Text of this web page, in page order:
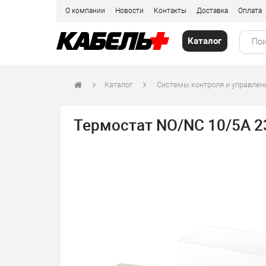
О компании Новости Контакты Доставка Оплата
Каталог
Каталог Системы контроля и
Термостат NO/NC 10/5A